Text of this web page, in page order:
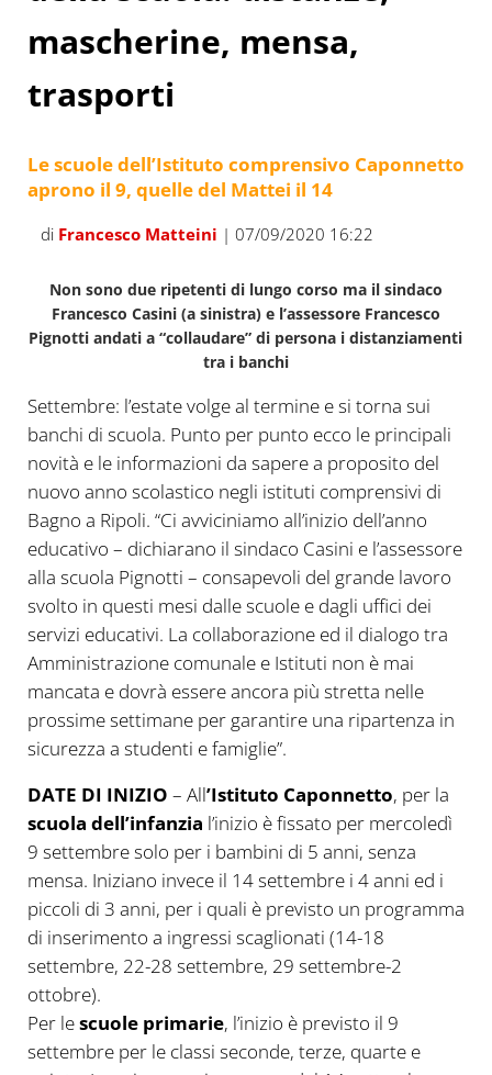
mascherine, mensa,
trasporti
Le scuole dell’Istituto comprensivo Caponnetto
aprono il 9, quelle del Mattei il 14
di Francesco Matteini | 07/09/2020 16:22
Non sono due ripetenti di lungo corso ma il sindaco
Francesco Casini (a sinistra) e l’assessore Francesco
Pignotti andati a “collaudare” di persona i distanziamenti
tra i banchi
Settembre: l’estate volge al termine e si torna sui
banchi di scuola. Punto per punto ecco le principali
novità e le informazioni da sapere a proposito del
nuovo anno scolastico negli istituti comprensivi di
Bagno a Ripoli. “Ci avviciniamo all’inizio dell’anno
educativo – dichiarano il sindaco Casini e l’assessore
alla scuola Pignotti – consapevoli del grande lavoro
svolto in questi mesi dalle scuole e dagli uffici dei
servizi educativi. La collaborazione ed il dialogo tra
Amministrazione comunale e Istituti non è mai
mancata e dovrà essere ancora più stretta nelle
prossime settimane per garantire una ripartenza in
sicurezza a studenti e famiglie”.
DATE DI INIZIO – All’Istituto Caponnetto, per la
scuola dell’infanzia l’inizio è fissato per mercoledì
9 settembre solo per i bambini di 5 anni, senza
mensa. Iniziano invece il 14 settembre i 4 anni ed i
piccoli di 3 anni, per i quali è previsto un programma
di inserimento a ingressi scaglionati (14-18
settembre, 22-28 settembre, 29 settembre-2
ottobre).
Per lescuole primarie, l’inizio è previsto il 9
settembre per le classi seconde, terze, quarte e